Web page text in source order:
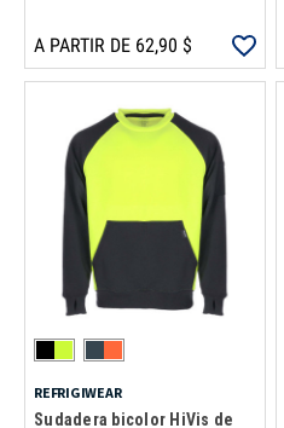
A PARTIR DE 62,90 $
REFRIGIWEAR
Sudadera bicolor HiVis de